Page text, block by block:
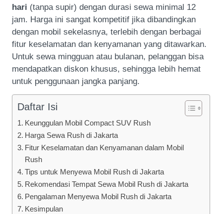
hari (tanpa supir) dengan durasi sewa minimal 12
jam. Harga ini sangat kompetitif jika dibandingkan
dengan mobil sekelasnya, terlebih dengan berbagai
fitur keselamatan dan kenyamanan yang ditawarkan.
Untuk sewa mingguan atau bulanan, pelanggan bisa
mendapatkan diskon khusus, sehingga lebih hemat
untuk penggunaan jangka panjang.
Daftar Isi
Keunggulan Mobil Compact SUV Rush
Harga Sewa Rush di Jakarta
Fitur Keselamatan dan Kenyamanan dalam Mobil
Rush
Tips untuk Menyewa Mobil Rush di Jakarta
Rekomendasi Tempat Sewa Mobil Rush di Jakarta
Pengalaman Menyewa Mobil Rush di Jakarta
Kesimpulan